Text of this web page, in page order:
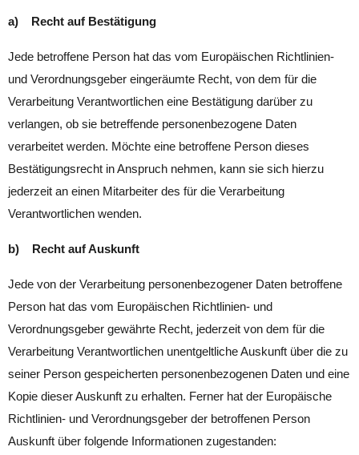
a) Recht auf Bestätigung
Jede betroffene Person hat das vom Europäischen Richtlinien-
und Verordnungsgeber eingeräumte Recht, von dem für die
Verarbeitung Verantwortlichen eine Bestätigung darüber zu
verlangen, ob sie betreffende personenbezogene Daten
verarbeitet werden. Möchte eine betroffene Person dieses
Bestätigungsrecht in Anspruch nehmen, kann sie sich hierzu
jederzeit an einen Mitarbeiter des für die Verarbeitung
Verantwortlichen wenden.
b) Recht auf Auskunft
Jede von der Verarbeitung personenbezogener Daten betroffene
Person hat das vom Europäischen Richtlinien- und
Verordnungsgeber gewährte Recht, jederzeit von dem für die
Verarbeitung Verantwortlichen unentgeltliche Auskunft über die zu
seiner Person gespeicherten personenbezogenen Daten und eine
Kopie dieser Auskunft zu erhalten. Ferner hat der Europäische
Richtlinien- und Verordnungsgeber der betroffenen Person
Auskunft über folgende Informationen zugestanden: